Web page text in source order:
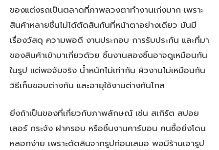
ของแต่งรถเป็นตลาดที่ภาพลวงตาทำงานเก่งมาก เพราะ
สินค้าหลายชิ้นไม่ได้ตัดสินกันที่หน้าตาอย่างเดียว มันมี
เรื่องวัสดุ ความพอดี งานประกอบ การรับประกัน และที่มา
ของสินค้าเข้ามาเกี่ยวด้วย ชิ้นงานสองชิ้นอาจดูเหมือนกัน
ในรูป แต่พอจับจริง น้ำหนักไม่เท่ากัน ผิวงานไม่เหมือนกัน
วิธีเก็บขอบต่างกัน และอายุใช้งานต่างกันไกล
ยิ่งถ้าเป็นของที่เกี่ยวกับภาพลักษณ์ เช่น สเกิร์ต สปอย
เลอร์ กระจัง ฝาครอบ หรือชิ้นงานคาร์บอน คนซื้อยิ่งโดน
หลอกง่าย เพราะตัดสินจากรูปก่อนเสมอ พอมีร้านเอารูป